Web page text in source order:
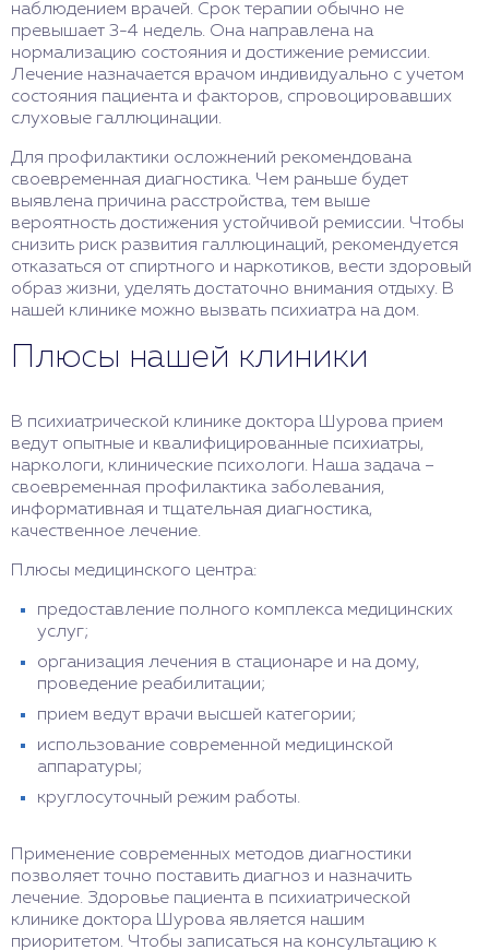
наблюдением врачей. Срок терапии обычно не
превышает 3-4 недель. Она направлена на
нормализацию состояния и достижение ремиссии.
Лечение назначается врачом индивидуально с учетом
состояния пациента и факторов, спровоцировавших
слуховые галлюцинации.
Для профилактики осложнений рекомендована
своевременная диагностика. Чем раньше будет
выявлена причина расстройства, тем выше
вероятность достижения устойчивой ремиссии. Чтобы
снизить риск развития галлюцинаций, рекомендуется
отказаться от спиртного и наркотиков, вести здоровый
образ жизни, уделять достаточно внимания отдыху. В
нашей клинике можно вызвать психиатра на дом.
Плюсы нашей клиники
В психиатрической клинике доктора Шурова прием
ведут опытные и квалифицированные психиатры,
наркологи, клинические психологи. Наша задача –
своевременная профилактика заболевания,
информативная и тщательная диагностика,
качественное лечение.
Плюсы медицинского центра:
предоставление полного комплекса медицинских
услуг;
организация лечения в стационаре и на дому,
проведение реабилитации;
прием ведут врачи высшей категории;
использование современной медицинской
аппаратуры;
круглосуточный режим работы.
Применение современных методов диагностики
позволяет точно поставить диагноз и назначить
лечение. Здоровье пациента в психиатрической
клинике доктора Шурова является нашим
приоритетом. Чтобы записаться на консультацию к